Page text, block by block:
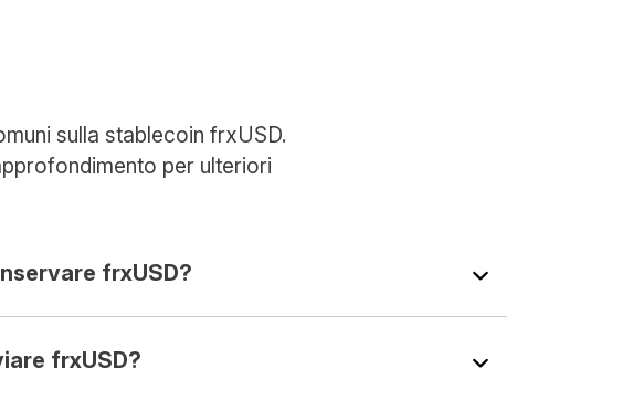
sulla stablecoin frxUSD.
per ulteriori
frxUSD?
frxUSD?